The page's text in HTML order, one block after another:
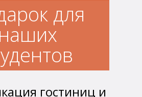
для
наших
гостиниц и